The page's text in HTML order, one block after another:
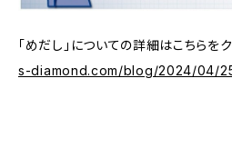
「めだし」についての詳細はこちら
s-diamond.com/blog/2024/04/